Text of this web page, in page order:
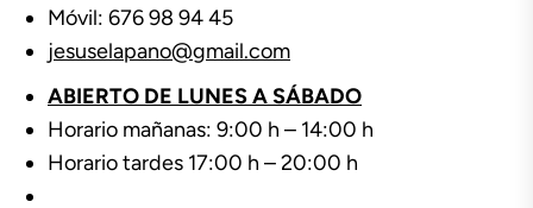
Móvil: 676 98 94 45
jesuselapano@gmail.com
ABIERTO DE LUNES A SÁBADO
Horario mañanas: 9:00 h – 14:00 h
Horario tardes 17:00 h – 20:00 h